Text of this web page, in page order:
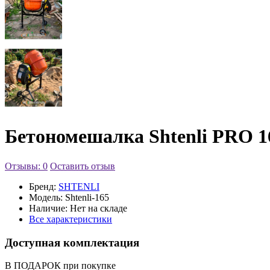
Бетономешалка Shtenli PRO
Отзывы: 0 Оставить отзыв
Бренд: SHTENLI
Модель: Shtenli-165
Наличие: Нет на складе
Все характеристики
Доступная комплектация
В ПОДАРОК при покупке